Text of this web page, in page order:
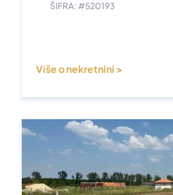
ŠIFRA: #520193
Više o nekretnini >